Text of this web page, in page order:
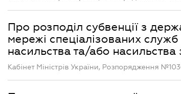
Про розподіл субвенції з
мережі спеціалізованих
насильства та/або насильства
Кабінет Міністрів України, Розпорядження